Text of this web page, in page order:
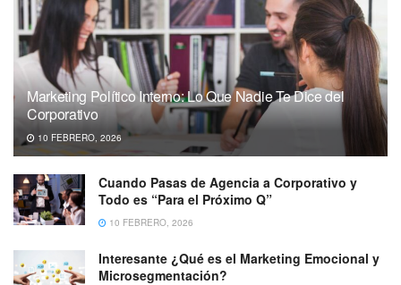
Marketing Político Interno: Lo Que Nadie Te Dice del
Corporativo
10 FEBRERO, 2026
Cuando Pasas de Agencia a Corporativo y
Todo es “Para el Próximo Q”
10 FEBRERO, 2026
Interesante ¿Qué es el Marketing Emocional y
Microsegmentación?